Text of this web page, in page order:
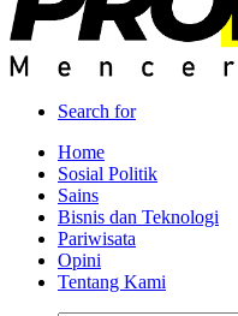
Search for
Home
Sosial Politik
Sains
Bisnis dan Teknologi
Pariwisata
Opini
Tentang Kami